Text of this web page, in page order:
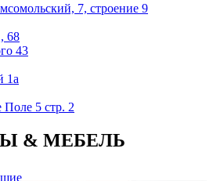
7, строение 9
68
43
1а
Поле 5 стр. 2
& МЕБЕЛЬ